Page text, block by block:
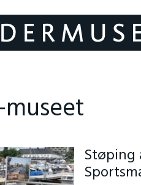
Støping